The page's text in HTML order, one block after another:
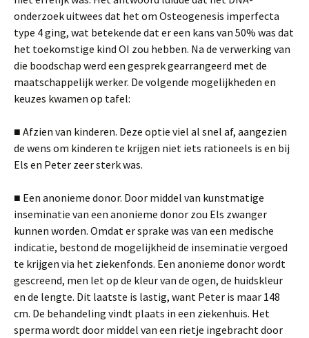
onderzoek uitwees dat het om Osteogenesis imperfecta
type 4 ging, wat betekende dat er een kans van 50% was dat
het toekomstige kind OI zou hebben. Na de verwerking van
die boodschap werd een gesprek gearrangeerd met de
maatschappelijk werker. De volgende mogelijkheden en
keuzes kwamen op tafel:
■ Afzien van kinderen. Deze optie viel al snel af, aangezien
de wens om kinderen te krijgen niet iets rationeels is en bij
Els en Peter zeer sterk was.
■ Een anonieme donor. Door middel van kunstmatige
inseminatie van een anonieme donor zou Els zwanger
kunnen worden. Omdat er sprake was van een medische
indicatie, bestond de mogelijkheid de inseminatie vergoed
te krijgen via het ziekenfonds. Een anonieme donor wordt
gescreend, men let op de kleur van de ogen, de huidskleur
en de lengte. Dit laatste is lastig, want Peter is maar 148
cm. De behandeling vindt plaats in een ziekenhuis. Het
sperma wordt door middel van een rietje ingebracht door